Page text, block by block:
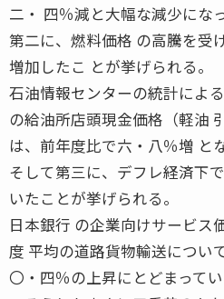
二・ 四％減と大幅な減少にな
第二に、燃料価格 の高騰を受
増加したこ とが挙げられる。
石油情報センターの統計によ
の給油所店頭現金価格（軽油
は、前年度比で六・八％増 と
そして第三に、デフレ経済下
いたことが挙げられる。
日本銀行 の企業向けサービス
度 平均の道路貨物輸送につい
〇・四％の上昇にとどまってい